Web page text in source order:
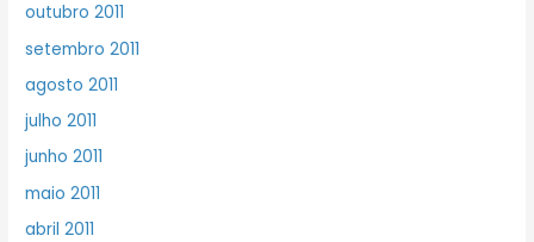
outubro 2011
setembro 2011
agosto 2011
julho 2011
junho 2011
maio 2011
abril 2011